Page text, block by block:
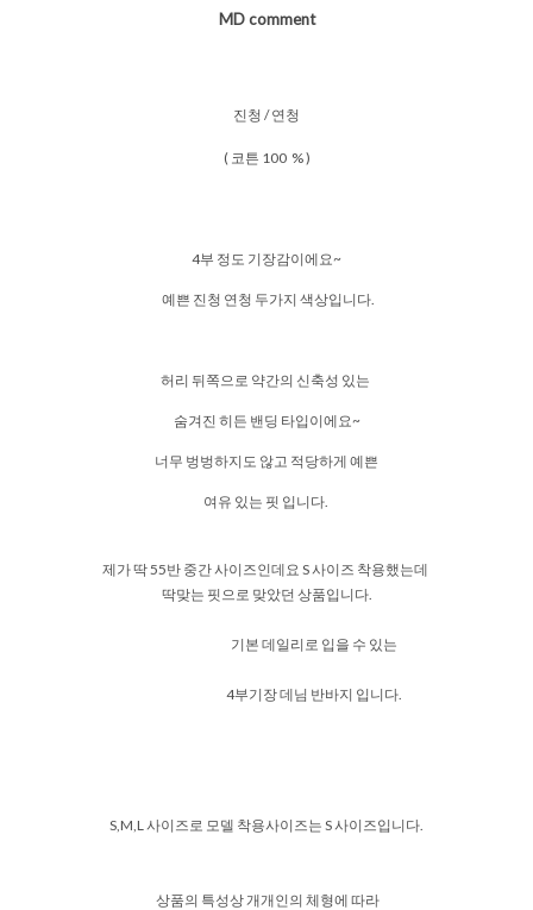
MD comment
진청 / 연청
( 코튼 100 % )
4부 정도 기장감이에요~
예쁜 진청 연청 두가지 색상입니다.
허리 뒤쪽으로 약간의 신축성 있는
숨겨진 히든 밴딩 타입이에요~
너무 벙벙하지도 않고 적당하게 예쁜
여유 있는 핏 입니다.
제가 딱 55반 중간 사이즈인데요 S 사이즈 착용했는데
딱맞는 핏으로 맞았던 상품입니다.
기본 데일리로 입을 수 있는
4부기장 데님 반바지 입니다.
S,M,L 사이즈로 모델 착용사이즈는 S 사이즈입니다.
상품의 특성상 개개인의 체형에 따라